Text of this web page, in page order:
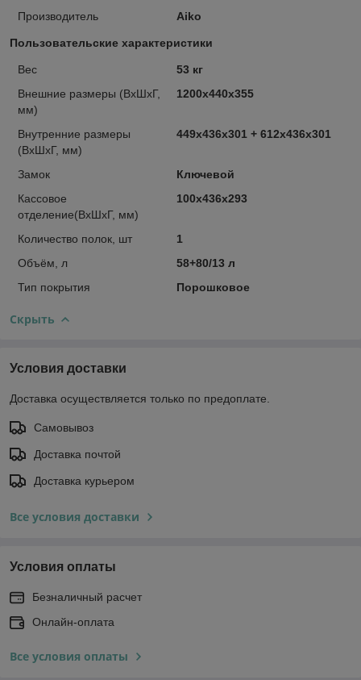
Производитель
Aiko
Пользовательские характеристики
Вес
53 кг
Внешние размеры (ВхШхГ,
мм)
1200x440x355
Внутренние размеры
(ВхШхГ, мм)
449x436x301 + 612x436x301
Замок
Ключевой
Кассовое
отделение(ВхШхГ, мм)
100x436x293
Количество полок, шт
1
Объём, л
58+80/13 л
Тип покрытия
Порошковое
Скрыть
Условия доставки
Доставка осуществляется только по предоплате.
Самовывоз
Доставка почтой
Доставка курьером
Все условия доставки
Условия оплаты
Безналичный расчет
Онлайн-оплата
Все условия оплаты